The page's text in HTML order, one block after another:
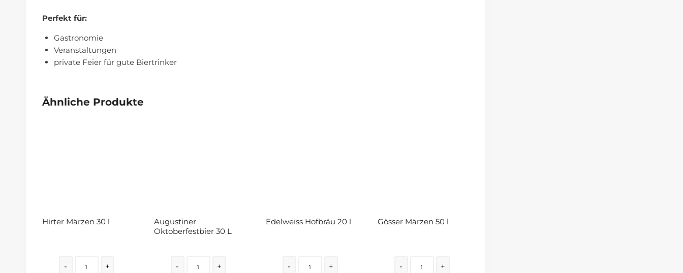
Perfekt für:
Gastronomie
Veranstaltungen
private Feier für gute Biertrinker
Ähnliche Produkte
Hirter Märzen 30 l
- +
Augustiner
Oktoberfestbier 30 L
- +
Edelweiss Hofbräu 20 l
- +
Gösser Märzen 50 l
- +